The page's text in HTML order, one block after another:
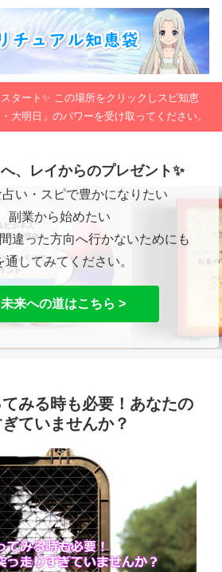
タート✨ この場所をクリックしスピ知恵
大明日」のパワーを受け取ってください。
、レイからのプレゼント✨
い・スピで豊かになりたい
副業から始めたい
違った方向へ行かないためにも
通してみてください。
来への道はこちら >
みる時も必要！あなたの
ていませんか？